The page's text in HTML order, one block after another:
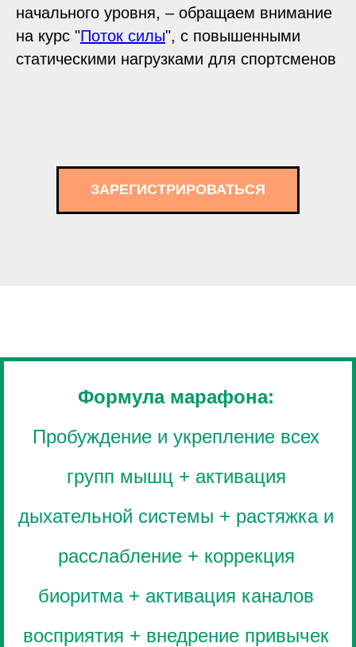
начального уровня, – обращаем внимание
на курс "Поток силы", с повышенными
статическими нагрузками для спортсменов
ЗАРЕГИСТРИРОВАТЬСЯ
Формула марафона:
Пробуждение и укрепление всех
групп мышц + активация
дыхательной системы + растяжка и
расслабление + коррекция
биоритма + активация каналов
восприятия + внедрение привычек